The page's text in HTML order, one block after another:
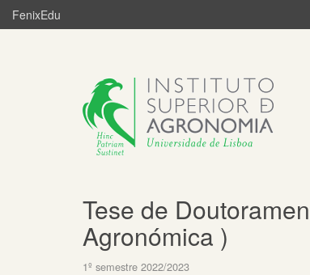
FenixEdu
Tese de
Agronómica )
1º semestre 2022/2023